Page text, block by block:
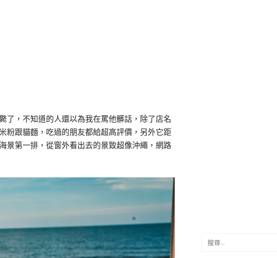
了，不知道的人還以為我在罵他髒話，除了店名
粉跟貓麵，吃過的朋友都給超高評價，另外它距
景第一排，從窗外看出去的景致超像沖繩，網路